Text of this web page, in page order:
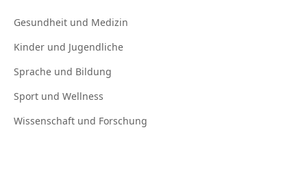
Gesundheit und Medizin
Kinder und Jugendliche
Sprache und Bildung
Sport und Wellness
Wissenschaft und Forschung